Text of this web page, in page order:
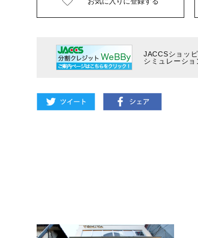
JACCSショッ
シミュレーショ